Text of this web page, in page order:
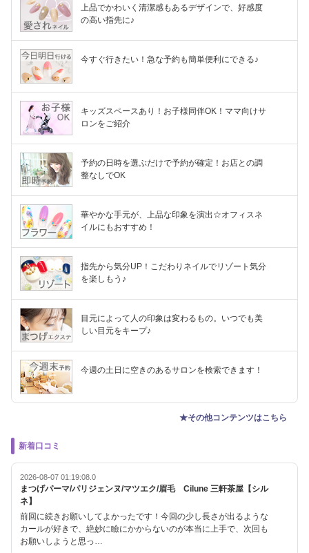
上品でかわいく清潔感もあるデザインで、好感度
の高い指先に♪
今すぐ行きたい！急な予約も簡単便利にできる♪
キッズスペースあり！お子様同伴OK！ママ向けサ
ロンをご紹介
予約の日時を選ぶだけで予約が確定！お店との調
整なしでOK
華やかな手元が、上品な印象を演出☆オフィスネ
イルにもおすすめ！
指先から気分UP！こだわりネイルでリゾート気分
を楽しもう♪
目元によって人の印象は変わるもの。いつでも美
しい目元をキープ♪
今週の土日に空きのあるサロンを検索できます！
★その他コンテンツはこちら
新着口コミ
2026-08-07 01:19:08.0
まつげパーマ/パリジェンヌ/マツエク/眉毛 Cilune 三軒茶屋【シル
ネ】
前回に続きお願いしてよかったです！今回の少し長さが出るような
カールが好きで、絶妙に瞼にかからないのが本当に上手で、次回も
お願いしようと思っ…